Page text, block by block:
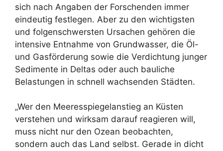
sich nach Angaben der Forschenden immer
eindeutig festlegen. Aber zu den wichtigsten
und folgenschwersten Ursachen gehören die
intensive Entnahme von Grundwasser, die Öl-
und Gasförderung sowie die Verdichtung junger
Sedimente in Deltas oder auch bauliche
Belastungen in schnell wachsenden Städten.
„Wer den Meeresspiegelanstieg an Küsten
verstehen und wirksam darauf reagieren will,
muss nicht nur den Ozean beobachten,
sondern auch das Land selbst. Gerade in dicht